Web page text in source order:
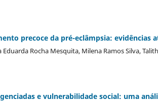
precoce da pré-eclâmpsia: evidências
Eduarda Rocha Mesquita, Milena Ramos Silva,
e vulnerabilidade social: uma